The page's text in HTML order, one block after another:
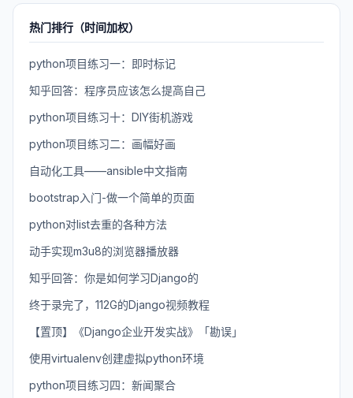
热门排行（时间加权）
python项目练习一：即时标记
知乎回答：程序员应该怎么提高自己
python项目练习十：DIY街机游戏
python项目练习二：画幅好画
自动化工具——ansible中文指南
bootstrap入门-做一个简单的页面
python对list去重的各种方法
动手实现m3u8的浏览器播放器
知乎回答：你是如何学习Django的
终于录完了，112G的Django视频教程
【置顶】《Django企业开发实战》「勘误」
使用virtualenv创建虚拟python环境
python项目练习四：新闻聚合